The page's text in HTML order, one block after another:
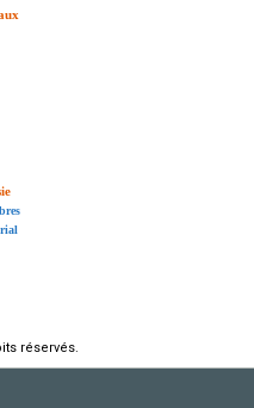
réservés.